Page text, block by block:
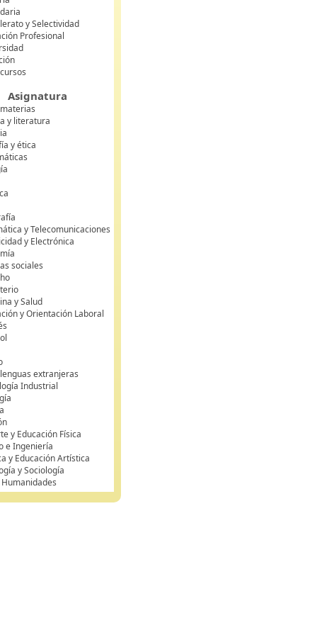
y Selectividad
Profesional
Asignatura
y literatura
y ética
y Telecomunicaciones
y Electrónica
sociales
y Salud
y Orientación Laboral
extranjeras
Industrial
y Educación Física
e Ingeniería
y Educación Artística
y Sociología